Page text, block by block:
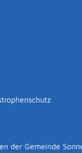
der Gemeinde
Zurück zur Suche